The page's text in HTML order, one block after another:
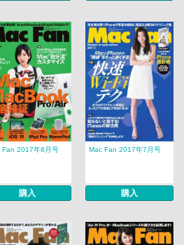
Fan 2017年8月号
購入
Mac Fan 2017年7月号
購入